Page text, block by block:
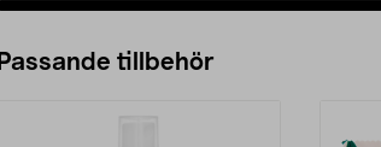
Passande tillbehör